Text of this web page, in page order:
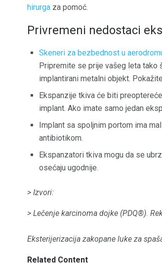
hirurga za pomoć.
Privremeni nedostaci
Skeneri za bezbednost u
Pripremite se prije vašeg leta tako
implantirani metalni objekt.
Ekspanzije tkiva će biti
implant. Ako imate samo jedan
Implant sa spoljnim portom ima
antibiotikom.
Ekspanzatori tkiva mogu da se
osećaju ugodnije.
> Izvori:
> Lečenje karcinoma dojke (PDQ®).
Eksterijerizacija zakopane luke za
Related Content